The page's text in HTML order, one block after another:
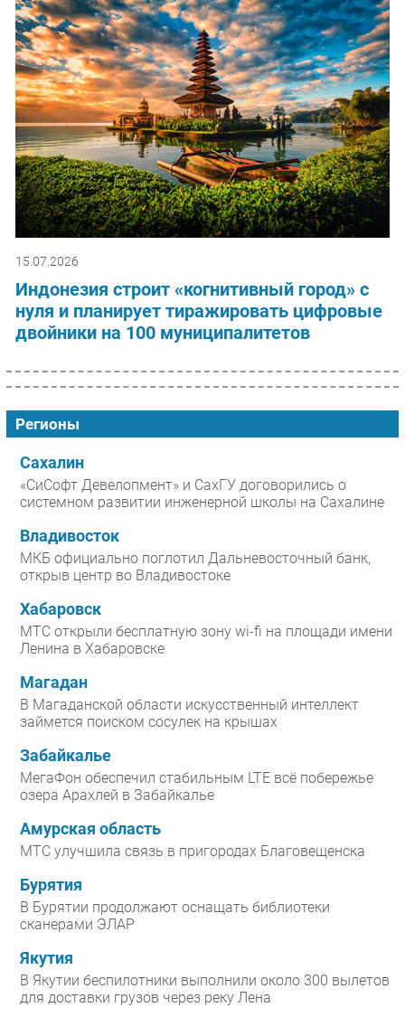
15.07.2026
Индонезия строит «когнитивный город» с
нуля и планирует тиражировать цифровые
двойники на 100 муниципалитетов
Регионы
Сахалин
«СиСофт Девелопмент» и СахГУ договорились о
системном развитии инженерной школы на Сахалине
Владивосток
МКБ официально поглотил Дальневосточный банк,
открыв центр во Владивостоке
Хабаровск
МТС открыли бесплатную зону wi-fi на площади имени
Ленина в Хабаровске
Магадан
В Магаданской области искусственный интеллект
займется поиском сосулек на крышах
Забайкалье
МегаФон обеспечил стабильным LTE всё побережье
озера Арахлей в Забайкалье
Амурская область
МТС улучшила связь в пригородах Благовещенска
Бурятия
В Бурятии продолжают оснащать библиотеки
сканерами ЭЛАР
Якутия
В Якутии беспилотники выполнили около 300 вылетов
для доставки грузов через реку Лена